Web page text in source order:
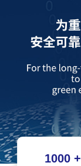
1000 +